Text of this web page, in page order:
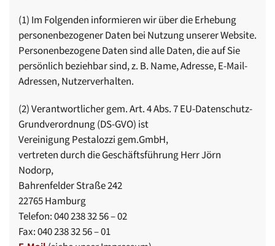
(1) Im Folgenden informieren wir über die Erhebung
personenbezogener Daten bei Nutzung unserer Website.
Personenbezogene Daten sind alle Daten, die auf Sie
persönlich beziehbar sind, z. B. Name, Adresse, E-Mail-
Adressen, Nutzerverhalten.
(2) Verantwortlicher gem. Art. 4 Abs. 7 EU-Datenschutz-
Grundverordnung (DS-GVO) ist
Vereinigung Pestalozzi gem.GmbH,
vertreten durch die Geschäftsführung Herr Jörn
Nodorp,
Bahrenfelder Straße 242
22765 Hamburg
Telefon: 040 238 32 56 – 02
Fax: 040 238 32 56 – 01